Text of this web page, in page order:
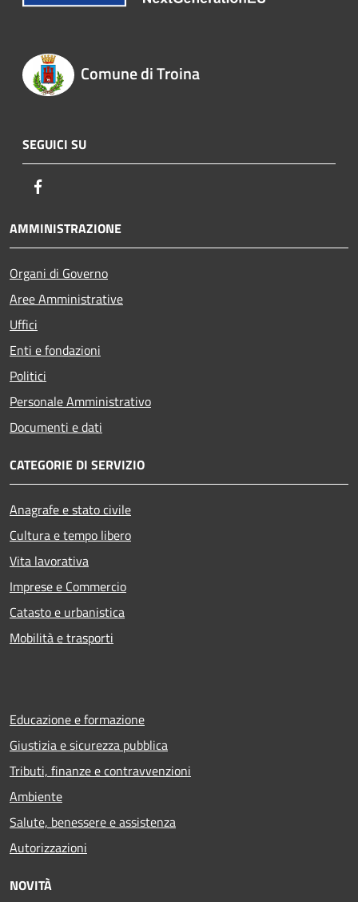
Comune di Troina
SEGUICI SU
AMMINISTRAZIONE
Organi di Governo
Aree Amministrative
Uffici
Enti e fondazioni
Politici
Personale Amministrativo
Documenti e dati
CATEGORIE DI SERVIZIO
Anagrafe e stato civile
Cultura e tempo libero
Vita lavorativa
Imprese e Commercio
Catasto e urbanistica
Mobilità e trasporti
Educazione e formazione
Giustizia e sicurezza pubblica
Tributi, finanze e contravvenzioni
Ambiente
Salute, benessere e assistenza
Autorizzazioni
NOVITÀ